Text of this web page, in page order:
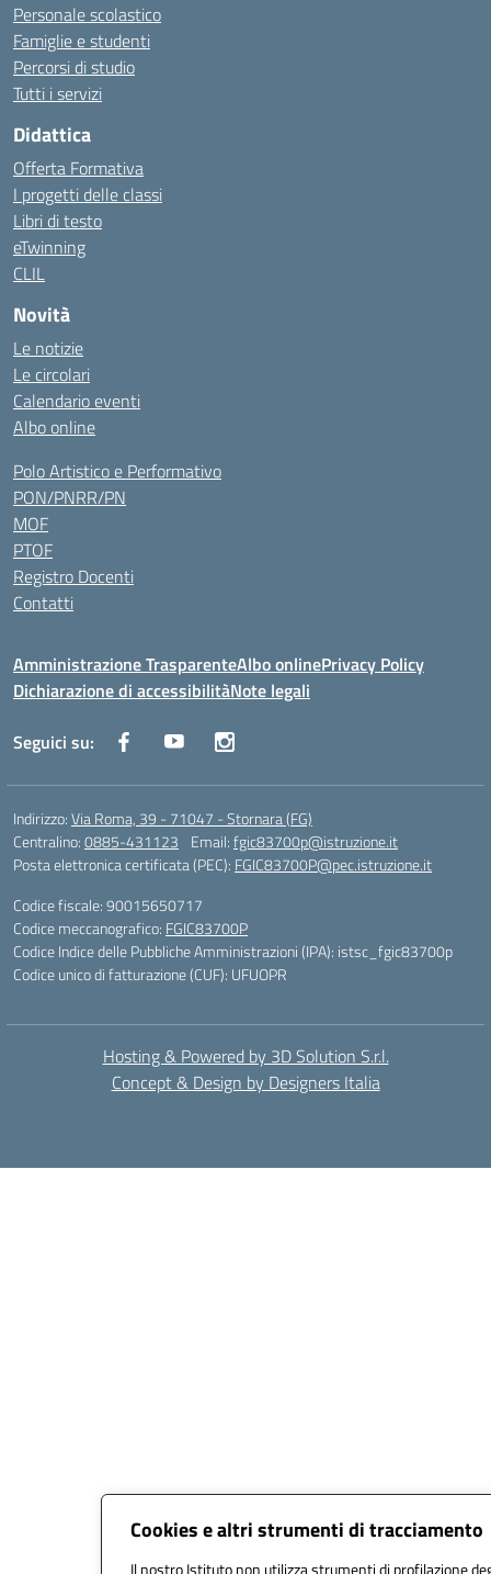
Cookies e altri strumenti di tracciamento
Il nostro Istituto non utilizza strumenti di profilazione
Personale scolastico
Famiglie e studenti
Percorsi di studio
Tutti i servizi
Didattica
Offerta Formativa
I progetti delle classi
Libri di testo
eTwinning
CLIL
Novità
Le notizie
Le circolari
Calendario eventi
Albo online
Polo Artistico e Performativo
PON/PNRR/PN
MOF
PTOF
Registro Docenti
Contatti
Amministrazione TrasparenteAlbo onlinePrivacy Policy
Dichiarazione di accessibilitàNote legali
Seguici su:
Indirizzo:Via Roma, 39 - 71047 - Stornara (FG)
Centralino:0885-431123 Email:fgic83700p@istruzione.it
Posta elettronica certificata (PEC): FGIC83700P@pec.istruzione.it
Codice fiscale: 90015650717
Codice meccanografico: FGIC83700P
Codice Indice delle Pubbliche Amministrazioni (IPA): istsc_fgic83700p
Codice unico di fatturazione (CUF): UFUOPR
Hosting & Powered by 3D Solution S.r.l.
Concept & Design by Designers Italia